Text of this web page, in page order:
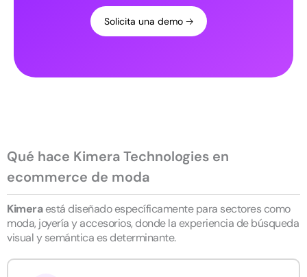
Solicita una demo 🡢
Qué hace Kimera Technologies en
ecommerce de moda
Kimeraestá diseñado específicamente para sectores como
moda, joyería y accesorios, donde la experiencia de búsqueda
visual y semántica es determinante.